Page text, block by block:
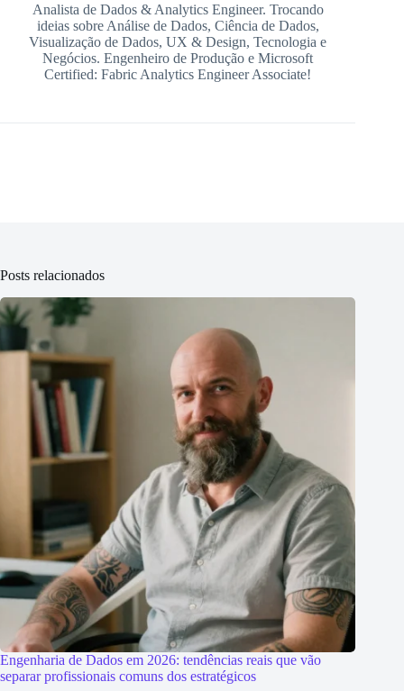
Analista de Dados & Analytics Engineer. Trocando
ideias sobre Análise de Dados, Ciência de Dados,
Visualização de Dados, UX & Design, Tecnologia e
Negócios. Engenheiro de Produção e Microsoft
Certified: Fabric Analytics Engineer Associate!
Posts relacionados
Engenharia de Dados em 2026: tendências reais que vão
separar profissionais comuns dos estratégicos